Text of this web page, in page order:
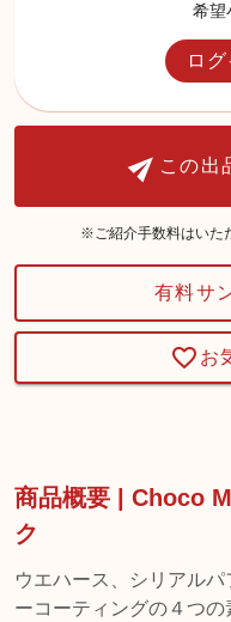
希望
ロ
この出
※ご紹介手数料はいた
有料サ
お
商品概要 | Choco
ク
ウエハース、シリアル
ーコーティングの４つ